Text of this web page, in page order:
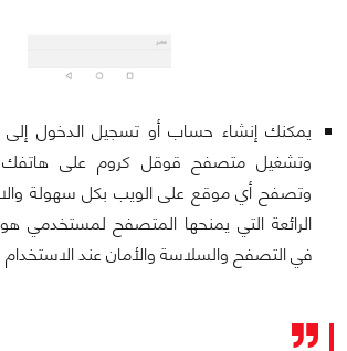
يمكنك إنشاء حساب أو تسجيل الدخول
وتشغيل متصفح قوقل كروم على
وتصفح أي موقع على الويب بكل سهولة
الرائعة التي يمنحها المتصفح لمستخدمي
في التصفح والسلاسة والأمان عند